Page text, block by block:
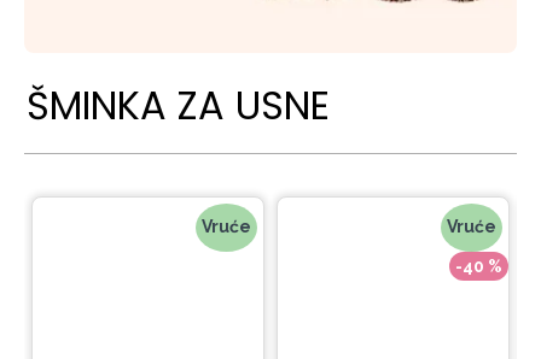
ŠMINKA ZA USNE
Vruće Vruće
-40 %